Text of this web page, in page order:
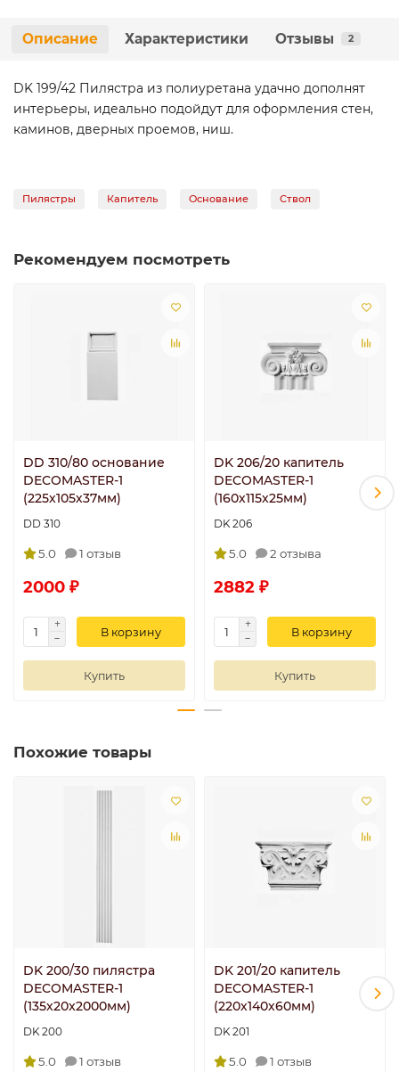
Описание Характеристики Отзывы 2
DK 199/42 Пилястра из полиуретана удачно дополнят
интерьеры, идеально подойдут для оформления стен,
каминов, дверных проемов, ниш.
Пилястры Капитель Основание Ствол
Рекомендуем посмотреть
DD 310/80 основание
DECOMASTER-1
(225х105х37мм)
DD 310
5.0 1 отзыв
2000 ₽
В корзину
Купить
DK 206/20 капитель
DECOMASTER-1
(160х115х25мм)
DK 206
5.0 2 отзыва
2882 ₽
В корзину
Купить
Похожие товары
DK 200/30 пилястра
DECOMASTER-1
(135х20x2000мм)
DK 200
5.0 1 отзыв
DK 201/20 капитель
DECOMASTER-1
(220х140х60мм)
DK 201
5.0 1 отзыв